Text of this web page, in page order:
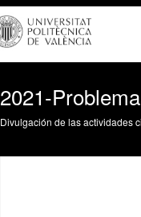
2021-
Divulgación de las actividades